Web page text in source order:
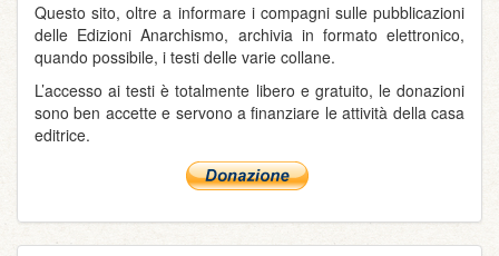
Questo sito, oltre a informare i compagni sulle pubblicazioni
delle Edizioni Anarchismo, archivia in formato elettronico,
quando possibile, i testi delle varie collane.
L’accesso ai testi è totalmente libero e gratuito, le donazioni
sono ben accette e servono a finanziare le attività della casa
editrice.